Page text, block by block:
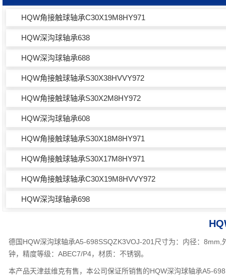
HQW角接触球轴承C30X19M8HY971
HQW深沟球轴承638
HQW深沟球轴承688
HQW角接触球轴承S30X38HVVY972
HQW角接触球轴承S30X2M8HY972
HQW深沟球轴承608
HQW角接触球轴承S30X18M8HY971
HQW角接触球轴承S30X17M8HY971
HQW角接触球轴承C30X19M8HVVY972
HQW深沟球轴承698
德国HQW深沟球轴承A5-698SSQZK3VOJ-201尺寸为：内径：
钟，精度等级：ABEC7/P4，材质：不锈钢。
本产品天津兹维克有售，本公司保证所销售的HQW深沟球轴承A5-